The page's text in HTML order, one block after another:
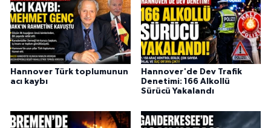
Hannover Türk toplumunun
acı kaybı
Hannover'de Dev Trafik
Denetimi: 166 Alkollü
Sürücü Yakalandı